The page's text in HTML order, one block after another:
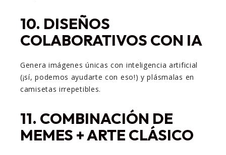
10. DISEÑOS
COLABORATIVOS CON IA
Genera imágenes únicas con inteligencia artificial
(¡sí, podemos ayudarte con eso!) y plásmalas en
camisetas irrepetibles.
11. COMBINACIÓN DE
MEMES + ARTE CLÁSICO